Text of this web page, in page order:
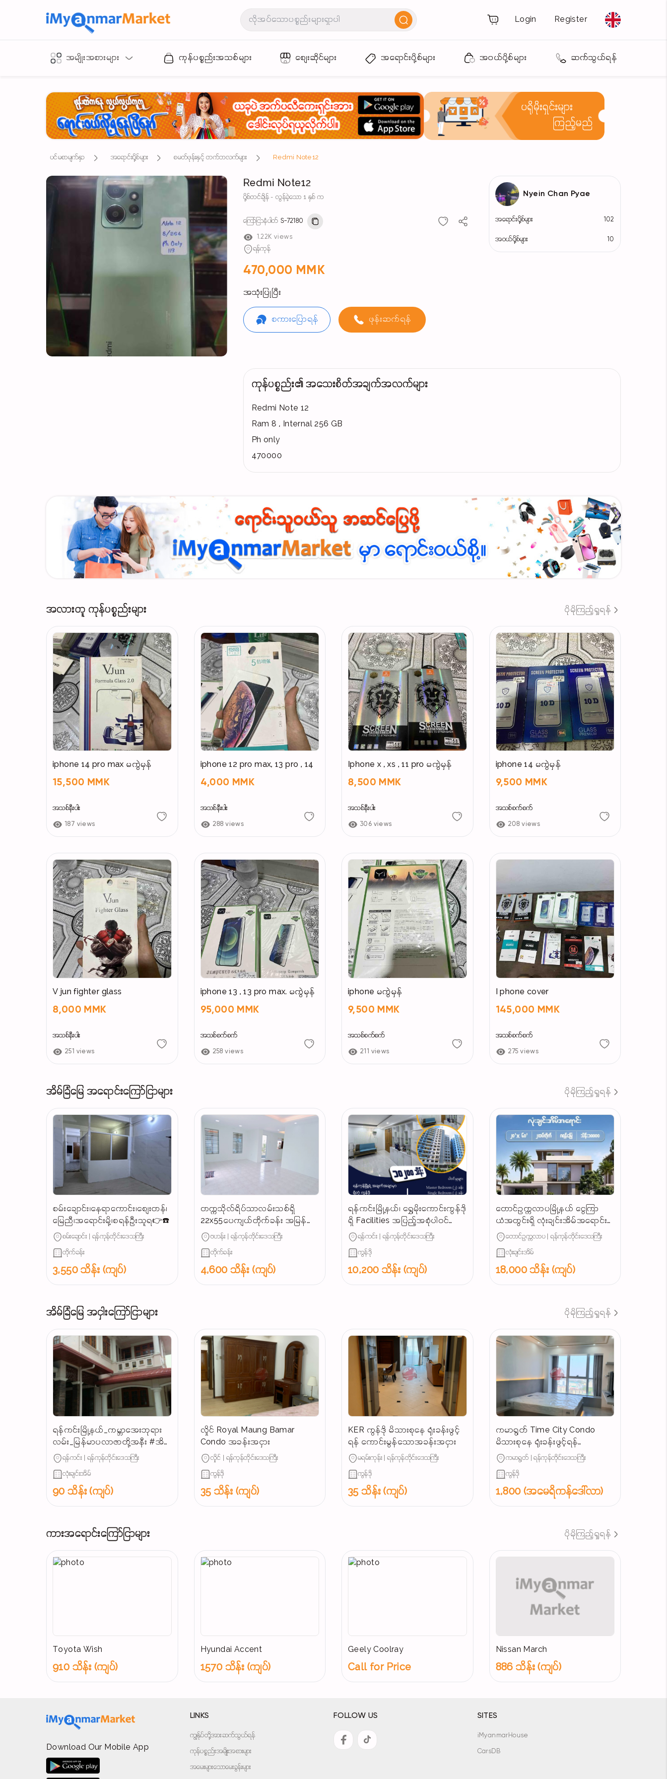
Login Register
အမျိုးအစားများ ကုန်ပစ္စည်းအသစ်များ စျေးဆိုင်များ အရောင်းပို့စ်များ အဝယ်ပို့စ်များ ဆက်သွယ်ရန်
ပရိုမိုးရှင်းများ
ကြည့်မည်
ပင်မစာမျက်နှာ အရောင်းပို့စ်များ စမတ်ဖုန်းနှင့် တက်ဘလက်များ Redmi Note12
Redmi Note12
ပို့စ်တင်ချိန် - လွန်ခဲ့သော 1 နှစ် က
ကြော်ငြာနံပါတ် S-72180
1.22K views
ရန်ကုန်
470,000 MMK
အသုံးပြုပြီး
စကားပြောရန် ဖုန်းဆက်ရန်
Nyein Chan Pyae
အရောင်းပို့စ်များ 102
အဝယ်ပို့စ်များ 10
ကုန်ပစ္စည်း၏ အသေးစိတ်အချက်အလက်များ
Redmi Note 12
Ram 8 , Internal 256 GB
Ph only
470000
အလားတူ ကုန်ပစ္စည်းများ ပိုမိုကြည့်ရှုရန်
iphone 14 pro max မကွဲမှန်
15,500 MMK
အသစ်နီးပါး
187 views
iphone 12 pro max, 13 pro , 14
4,000 MMK
အသစ်နီးပါး
288 views
Iphone x , xs , 11 pro မကွဲမှန်
8,500 MMK
အသစ်နီးပါး
306 views
iphone 14 မကွဲမှန်
9,500 MMK
အသစ်စက်စက်
208 views
V jun fighter glass
8,000 MMK
အသစ်နီးပါး
251 views
iphone 13 , 13 pro max. မကွဲမှန်
95,000 MMK
အသစ်စက်စက်
258 views
iphone မကွဲမှန်
9,500 MMK
အသစ်စက်စက်
211 views
I phone cover
145,000 MMK
အသစ်စက်စက်
275 views
အိမ်ခြံမြေ အရောင်းကြော်ငြာများ ပိုမိုကြည့်ရှုရန်
စမ်းချောင်း၊နေရာကောင်း၊စျေးတန်၊
မြေညီ၊အရောင်းမို့၊စရန်ဦးသူရ👉☎️
စမ်းချောင်း | ရန်ကုန်တိုင်းဒေသကြီး
တိုက်ခန်း
3,550 သိန်း (ကျပ်)
တက္ကသိုလ်ရိပ်သာလမ်းသစ်ရှိ
22x55ပေကျယ်တိုက်ခန်း အမြန်
ရောင်းမည်
ဗဟန်း | ရန်ကုန်တိုင်းဒေသကြီး
တိုက်ခန်း
4,600 သိန်း (ကျပ်)
ရန်ကင်းမြို့နယ်၊ ရွှေမိုးကောင်းကွန်ဒို
ရှိ Facilities အပြည့်အစုံပါဝင်သော
အခန်းကျယ် အမြန်ရောင်းမည်
ရန်ကင်း | ရန်ကုန်တိုင်းဒေသကြီး
ကွန်ဒို
10,200 သိန်း (ကျပ်)
တောင်ဥက္ကလာပမြို့နယ် ​ငွေကြာ
ယံအတွင်းရှိ လုံးချင်းအိမ်အ​ရောင်း/
Landed House for Sale South
Yangon/
တောင်ဥက္ကလာပ | ရန်ကုန်တိုင်းဒေသကြီး
လုံးချင်းအိမ်
18,000 သိန်း (ကျပ်)
အိမ်ခြံမြေ အငှါးကြော်ငြာများ ပိုမိုကြည့်ရှုရန်
ရန်ကင်းမြို့နယ်_ကမ္ဘာအေးဘုရား
လမ်း_မြန်မာပလာဇာတို့အနီး #အိမ်
ကြီးကြီး_ခြံဝန်းကျယ်ကျယ်နှင့်
လုံးချင်းအိမ်_အငှား...
ရန်ကင်း | ရန်ကုန်တိုင်းဒေသကြီး
လုံးချင်းအိမ်
90 သိန်း (ကျပ်)
လှိုင် Royal Maung Bamar
Condo အခန်းအငှား
လှိုင် | ရန်ကုန်တိုင်းဒေသကြီး
ကွန်ဒို
35 သိန်း (ကျပ်)
KER ကွန်ဒို မိသားစုနေ ရုံးခန်းဖွင့်
ရန် ကောင်းမွန်သောအခန်းအငှား
မရမ်းကုန်း | ရန်ကုန်တိုင်းဒေသကြီး
ကွန်ဒို
35 သိန်း (ကျပ်)
ကမာရွတ် Time City Condo
မိသားစုနေ ရုံးခန်းဖွင့်ရန်
ကောင်းမွန်သောအခန်းအငှား
ကမာရွတ် | ရန်ကုန်တိုင်းဒေသကြီး
ကွန်ဒို
1,800 (အမေရိကန်ဒေါ်လာ)
ကားအရောင်းကြော်ငြာများ ပိုမိုကြည့်ရှုရန်
Toyota Wish
910 သိန်း (ကျပ်)
Hyundai Accent
1570 သိန်း (ကျပ်)
Geely Coolray
Call for Price
Nissan March
886 သိန်း (ကျပ်)
Download Our Mobile App
LINKS
ကျွန်ုပ်တို့အားဆက်သွယ်ရန်
ကုန်ပစ္စည်းအမျိုးအစားများ
အမေးများသောမေးခွန်းများ
FOLLOW US SITES
iMyanmarHouse
CarsDB